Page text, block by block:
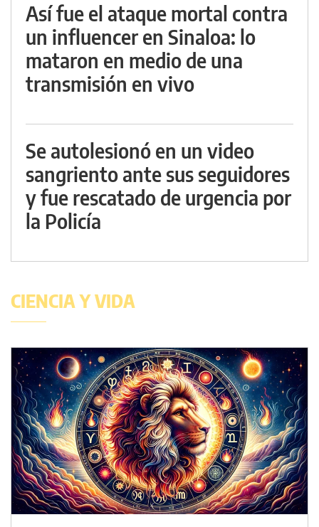
Así fue el ataque mortal contra
un influencer en Sinaloa: lo
mataron en medio de una
transmisión en vivo
Se autolesionó en un video
sangriento ante sus seguidores
y fue rescatado de urgencia por
la Policía
CIENCIA Y VIDA